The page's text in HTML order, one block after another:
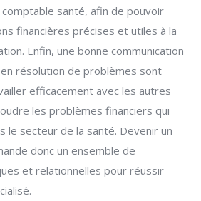
santé, afin de pouvoir
financières précises et utiles à la
Enfin, une bonne communication
résolution de problèmes sont
efficacement avec les autres
les problèmes financiers qui
le secteur de la santé. Devenir un
donc un ensemble de
et relationnelles pour réussir